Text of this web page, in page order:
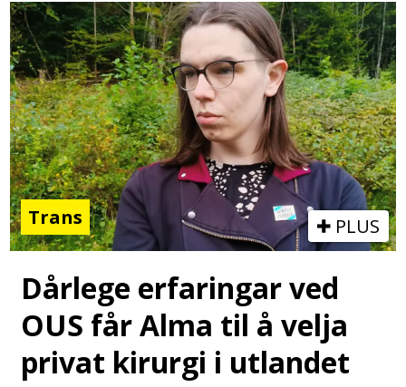
Trans PLUS
Dårlege erfaringar ved
OUS får Alma til å velja
privat kirurgi i utlandet